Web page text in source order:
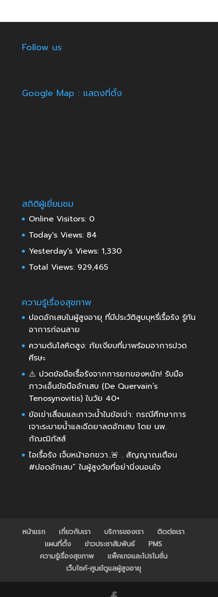
Follow us
Google Map : แสดงที่ตั้ง
สถิติผู้เยี่ยมชม
Online Visitors: 0
Today's Views: 84
Yesterday's Views: 1,330
Total Views: 929,465
ความรู้เรื่องสุขภาพ
ปอดอักเสบในผู้สูงอายุ ที่มีประวัติสูบบุหรี่เรื้อรัง รู้ทัน
อาการก่อนสาย
ความดันโลหิตสูง: ภัยเงียบที่มาพร้อมอาการปวด
ศีรษะ
⚠️ ปวดข้อมือเรื้อรังจากการยกของหนัก! รับมือ
ภาวะเอ็นข้อมืออักเสบ (De Quervain’s
Tenosynovitis) ในวัย 40+
ข้อเข่าเสื่อมและภาวะน้ำในข้อเข่า: กรณีศึกษาการ
เจาะระบายน้ำและฉีดยาลดอักเสบ โดย นพ.
กัณฒิภัสส์
ไอเรื้อรัง เจ็บหน้าอกขวา..🚨 . สัญญาณเตือน
#ปอดอักเสบ” ในผู้สูงวัยที่อย่านิ่งนอนใจ
หน้าแรก เกี่ยวกับเรา บริการของเรา
ติดต่อเรา
แผนที่ตั้ง
ข่าวประชาสัมพันธ์
PMS
ความรู้เรื่องสุขภาพ
แพ็คเกจและโปรโมชั่น
เว็บไซค์-ศูนย์ดูแลผู้สูงอายุ